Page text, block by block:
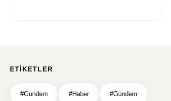
ETIKETLER
#Gundem #Haber #Gündem